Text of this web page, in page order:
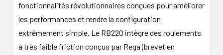
fonctionnalités révolutionnaires conçues pour améliorer
les performances et rendre la configuration
extrêmement simple. Le RB220 intègre des roulements
à très faible friction conçus par Rega (brevet en